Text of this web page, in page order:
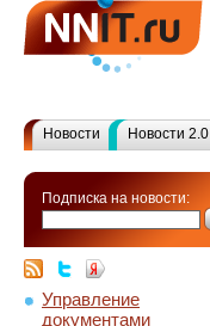
Новости Новости 2.0
Подписка на новости:
Управление
документами